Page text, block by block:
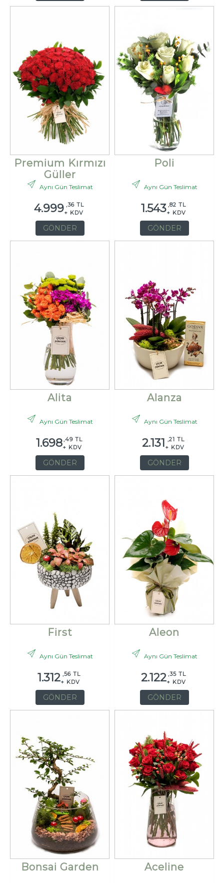
Premium Kırmızı
Güller
Aynı Gün Teslimat
4.999 ,36 TL
+ KDV
GÖNDER
Poli
Aynı Gün Teslimat
1.543 ,82 TL
+ KDV
GÖNDER
Alita
Aynı Gün Teslimat
1.698 ,49 TL
+ KDV
GÖNDER
Alanza
Aynı Gün Teslimat
2.131 ,21 TL
+ KDV
GÖNDER
First
Aynı Gün Teslimat
1.312 ,56 TL
+ KDV
GÖNDER
Aleon
Aynı Gün Teslimat
2.122 ,35 TL
+ KDV
GÖNDER
Bonsai Garden Aceline